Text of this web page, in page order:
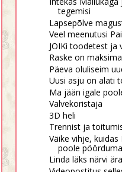
Isiklik viha, ma pakun
tegemisi
Lapsepõlve
Veel meenutusi
JOIKi toodetest ja
Raske on
Päeva oluliseim
Uusi asju on alati
Ma jään igale
Valvekoristaja
3D heli
Trennist ja
Väike vihje, kuidas
poole pöörduma
Linda läks närvi ära